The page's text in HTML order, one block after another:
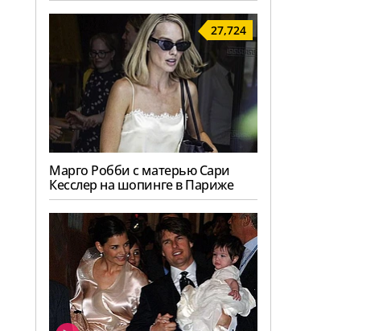
27,724
Марго Робби с матерью Сари
Кесслер на шопинге в Париже